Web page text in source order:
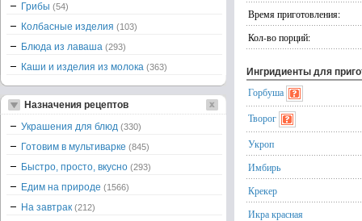
Время приготовления:
Кол-во порций:
Ингридиенты для
Горбуша
Творог
Укроп
Имбирь
Крекер
Икра красная
Грибы (54)
Колбасные изделия (103)
Блюда из лаваша (293)
Каши и изделия из молока (363)
Назначения рецептов
Украшения для блюд (330)
Готовим в мультиварке (845)
Быстро, просто, вкусно (293)
Едим на природе (1566)
На завтрак (212)